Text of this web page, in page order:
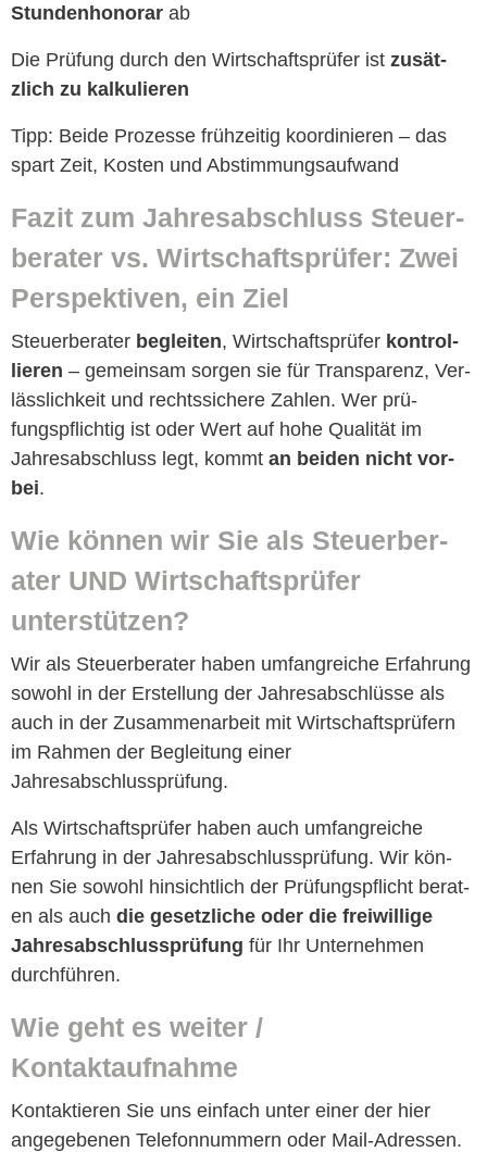
Stun­den­hono­rar ab
Die Prü­fung durch den Wirtschaft­sprüfer ist zusät­
zlich zu kalkulieren
Tipp: Bei­de Prozesse frühzeit­ig koor­dinieren – das
spart Zeit, Kosten und Abstimmungsaufwand
Faz­it zum Jahresab­schluss Steuer­
ber­ater vs. Wirtschaft­sprüfer: Zwei
Per­spek­tiv­en, ein Ziel
Steuer­ber­ater begleit­en, Wirtschaft­sprüfer kon­trol­
lieren – gemein­sam sor­gen sie für Trans­parenz, Ver­
lässlichkeit und rechtssichere Zahlen. Wer prü­
fungspflichtig ist oder Wert auf hohe Qual­ität im
Jahresab­schluss legt, kommt an bei­den nicht vor­
bei.
Wie kön­nen wir Sie als Steuer­ber­
ater UND Wirtschaft­sprüfer
unterstützen?
Wir als Steuer­ber­ater haben umfan­gre­iche Erfahrung
sowohl in der Erstel­lung der Jahresab­schlüsse als
auch in der Zusam­me­nar­beit mit Wirtschaft­sprüfern
im Rah­men der Begleitung ein­er
Jahresabschlussprüfung.
Als Wirtschaft­sprüfer haben auch umfan­gre­iche
Erfahrung in der Jahresab­schlussprü­fung. Wir kön­
nen Sie sowohl hin­sichtlich der Prü­fungspflicht berat­
en als auch die geset­zliche oder die frei­willige
Jahresab­schlussprü­fung für Ihr Unternehmen
durchführen.
Wie geht es weit­er /
Kontaktaufnahme
Kon­tak­tieren Sie uns ein­fach unter ein­er der hier
angegebe­nen Tele­fon­num­mern oder Mail-Adressen.